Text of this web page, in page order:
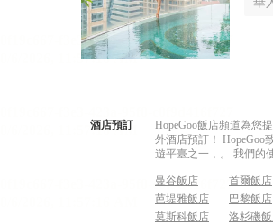
酒店預訂
HopeGoo飯店頻道為您
外酒店預訂！ HopeGoo
遊平臺之一，。 我們的
曼谷飯店 首爾飯店
芭堤雅飯店
巴黎飯店
莫斯科飯店
洛杉磯